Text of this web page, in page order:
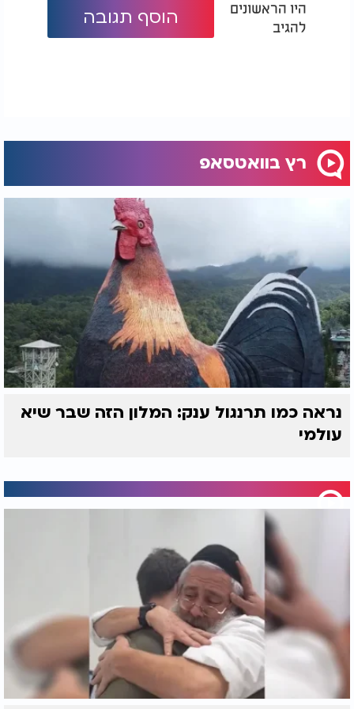
היו הראשונים
להגיב
הוסף תגובה
רץ בוואטסאפ
נראה כמו תרנגול ענק: המלון הזה שבר שיא
עולמי